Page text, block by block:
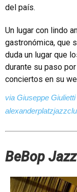
del país.
Un lugar con lindo
gastronómica, que
duda un lugar que
durante su paso
conciertos en su
via Giuseppe
BeBop